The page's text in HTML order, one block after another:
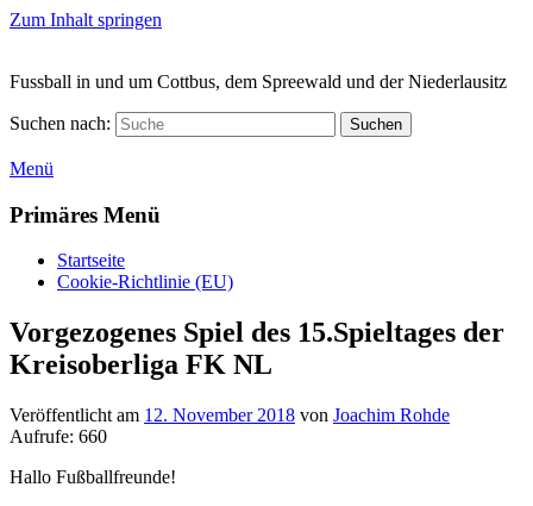
Zum Inhalt springen
Fussball in und um Cottbus, dem Spreewald und der Niederlausitz
Suchen nach: Suchen
Menü
Primäres Menü
Startseite
Cookie-Richtlinie (EU)
Vorgezogenes Spiel des 15.Spieltages der
Kreisoberliga FK NL
Veröffentlicht am 12. November 2018 von Joachim Rohde
Aufrufe: 660
Hallo Fußballfreunde!